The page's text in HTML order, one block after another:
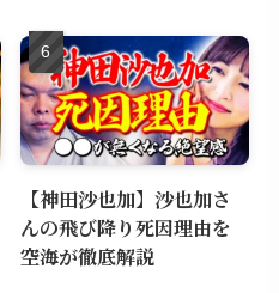
【神田沙也加】沙也加さ
んの飛び降り死因理由を
空海が徹底解説